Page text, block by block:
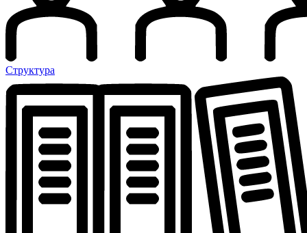
Структура